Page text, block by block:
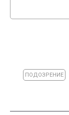
ПОДОЗРЕНИЕ